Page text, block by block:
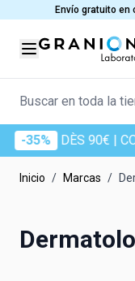
Ir al contenidoEnvío gratuito en
Buscar en toda la
-35% DÈS 90€|
Inicio / Marcas /